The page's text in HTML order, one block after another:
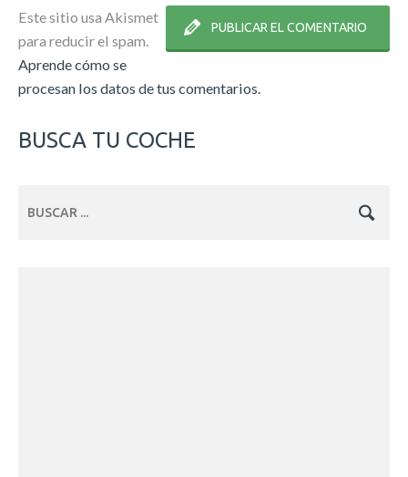
Este sitio usa Akismet
para reducir el spam.
Aprende cómo se
procesan los datos de tus comentarios.
BUSCA TU COCHE